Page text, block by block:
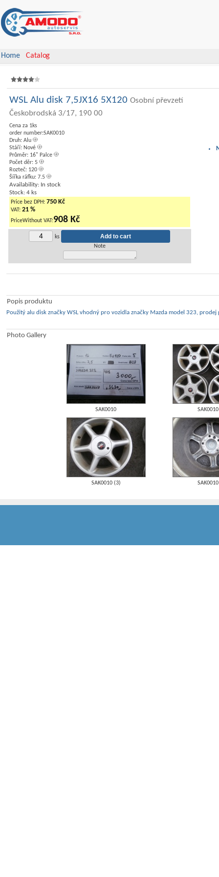
Home Catalog
WSL Alu disk 7,5JX16 5X120 Osobní převzetí
Českobrodská 3/17, 190 00
Cena za 1ks
order number:SAK0010
Druh: Alu
Stáří: Nové
Průměr: 16" Palce
Počet děr: 5
Rozteč: 120
Šířka ráfku: 7.5
Availability: In stock
Stock: 4 ks
Price bez DPH: 750 Kč
VAT: 21 %
PriceWithout VAT:908 Kč
ks
Note
Popis produktu
Použitý alu disk značky WSL vhodný pro vozidla značky Mazda model 323, prodej
Photo Gallery
SAK0010
SAK0010 (3)